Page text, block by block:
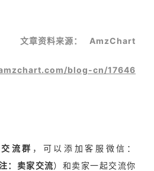
文章资料来源： AmzChart
blog-cn/17646
流群 ，可以添加客服微信：
：卖家交流）和卖家一起交流你